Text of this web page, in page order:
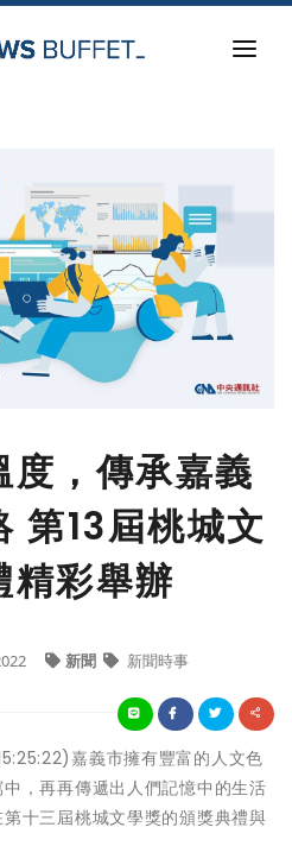
，傳承嘉義
第13屆桃城文
精彩舉辦
新聞 新聞時事
嘉義市擁有豐富的人文色
，再再傳遞出人們記憶中的生活
十三屆桃城文學獎的頒獎典禮與